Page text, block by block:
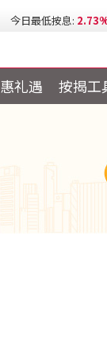
今日最低按息:
礼遇 按揭工